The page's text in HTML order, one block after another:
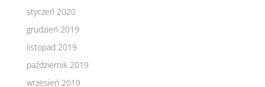
styczeń 2020
grudzień 2019
listopad 2019
październik 2019
wrzesień 2019